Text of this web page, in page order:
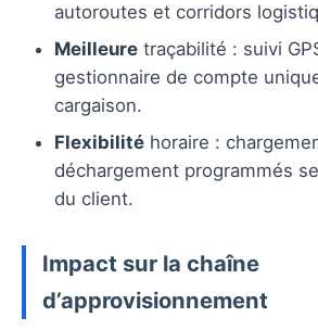
autoroutes et corridors
Meilleure traçabilité : suivi
gestionnaire de compte
cargaison.
Flexibilité horaire :
déchargement programmés
du client.
Impact sur la chaîne
d’approvisionnement